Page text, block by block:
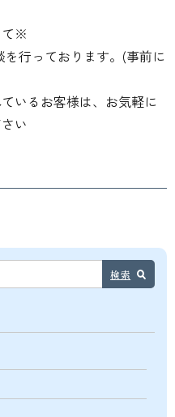
て※
行っております。(事前に
いるお客様は、お気軽に
い
検索